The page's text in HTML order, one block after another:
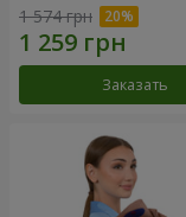
1 574 грн
Заказать